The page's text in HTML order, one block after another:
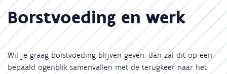
zoek?
Borstvoeding en werk
Wil je graag borstvoeding blijven geven, dan zal dit op een
bepaald ogenblik samenvallen met de terugkeer naar het